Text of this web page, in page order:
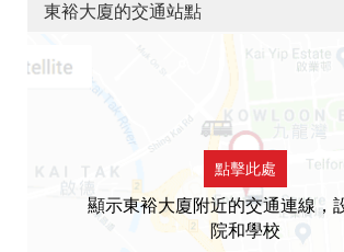
東裕大廈的交通站點
點擊此處
顯示東裕大廈附近的交通連線，
院和學校